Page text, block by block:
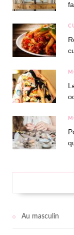
Au masculin